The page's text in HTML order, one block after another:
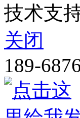
技术支
关闭
189-